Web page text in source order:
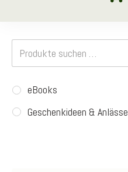
Suchen
nach:
eBooks
Geschenkideen & Anlässe